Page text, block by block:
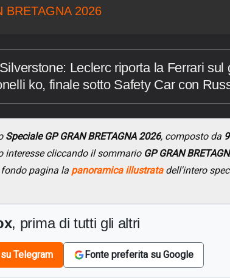
BRETAGNA 2026
Leclerc riporta la Ferrari sul
ko, finale sotto Safety Car con
Speciale GP GRAN BRETAGNA 2026, composto da
interesse cliccando il sommario GP GRAN
pagina la panoramica illustratadell'intero
, prima di tutti gli altri
Telegram Fonte preferita su Google